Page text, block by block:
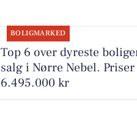
BOLIGMARKED
Top 6 over dyreste
salg i Nørre Nebel.
6.495.000 kr